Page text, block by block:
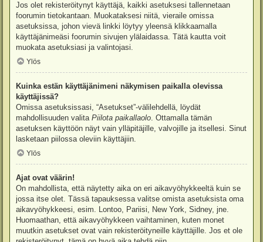
Jos olet rekisteröitynyt käyttäjä, kaikki asetuksesi tallennetaan
foorumin tietokantaan. Muokataksesi niitä, vieraile omissa
asetuksissa, johon vievä linkki löytyy yleensä klikkaamalla
käyttäjänimeäsi foorumin sivujen ylälaidassa. Tätä kautta voit
muokata asetuksiasi ja valintojasi.
Ylös
Kuinka estän käyttäjänimeni näkymisen paikalla olevissa
käyttäjissä?
Omissa asetuksissasi, “Asetukset”-välilehdellä, löydät
mahdollisuuden valita Piilota paikallaolo. Ottamalla tämän
asetuksen käyttöön näyt vain ylläpitäjille, valvojille ja itsellesi. Sinut
lasketaan piilossa oleviin käyttäjiin.
Ylös
Ajat ovat väärin!
On mahdollista, että näytetty aika on eri aikavyöhykkeeltä kuin se
jossa itse olet. Tässä tapauksessa valitse omista asetuksista oma
aikavyöhykkeesi, esim. Lontoo, Pariisi, New York, Sidney, jne.
Huomaathan, että aikavyöhykkeen vaihtaminen, kuten monet
muutkin asetukset ovat vain rekisteröityneille käyttäjille. Jos et ole